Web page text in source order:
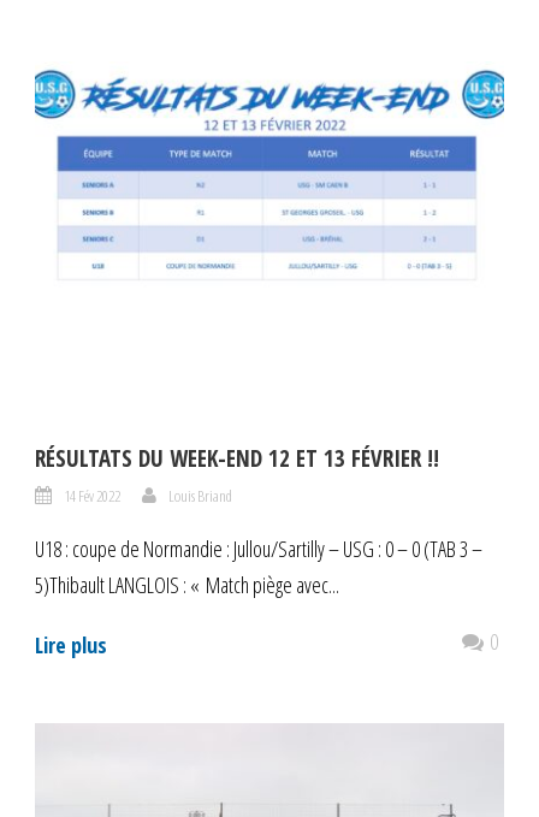
RÉSULTATS DU WEEK-END 12 ET 13 FÉVRIER !!
14 Fév 2022 Louis Briand
U18 : coupe de Normandie : Jullou/Sartilly – USG : 0 – 0 (TAB 3 –
5)Thibault LANGLOIS : « Match piège avec...
Lire plus 0